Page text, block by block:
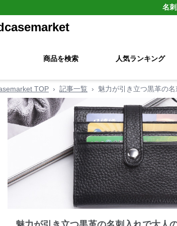
名
商品を検索 人気ランキング
TOP › 記事一覧 › 魅力が引き立つ黒革の